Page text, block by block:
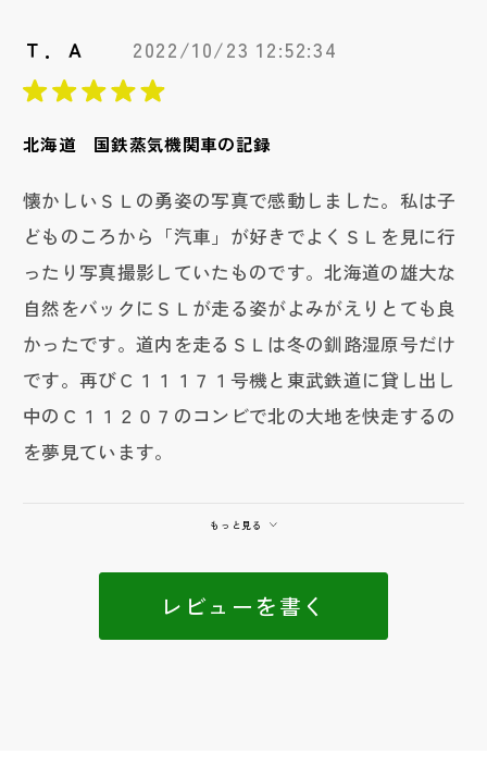
Ｔ．Ａ 2022/10/23 12:52:34
北海道 国鉄蒸気機関車の記録
懐かしいＳＬの勇姿の写真で感動しました。私は子
どものころから「汽車」が好きでよくＳＬを見に行
ったり写真撮影していたものです。北海道の雄大な
自然をバックにＳＬが走る姿がよみがえりとても良
かったです。道内を走るＳＬは冬の釧路湿原号だけ
です。再びＣ１１１７１号機と東武鉄道に貸し出し
中のＣ１１２０７のコンビで北の大地を快走するの
を夢見ています。
もっと見る
レビューを書く